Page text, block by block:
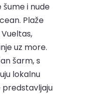
i nude
Plaže
uz more.
šarm, s
lokalnu
predstavljaju